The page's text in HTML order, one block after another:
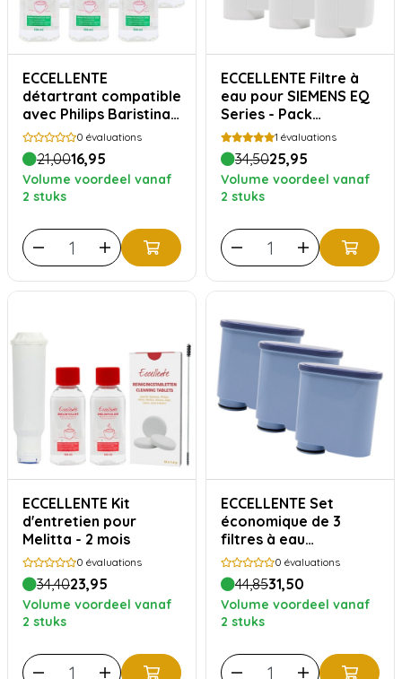
ECCELLENTE
détartrant compatible
avec Philips Baristina -
6 pièces0 évaluations
21,0016,95
Volume voordeel vanaf
2 stuks
ECCELLENTE Filtre à
eau pour SIEMENS EQ
Series - Pack
avantage
1 évaluations
34,5025,95
Volume voordeel vanaf
2 stuks
ECCELLENTE Kit
d'entretien pour
Melitta - 2 mois
0 évaluations
34,4023,95
Volume voordeel vanaf
2 stuks
ECCELLENTE Set
économique de 3
filtres à eau
AquaClean
compatibles avec
Philips Saeco
0 évaluations
44,8531,50
Volume voordeel vanaf
2 stuks